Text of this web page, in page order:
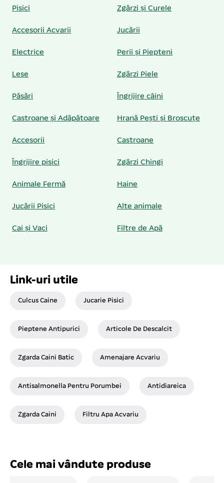
Pisici Zgărzi și Curele
Accesorii Acvarii Jucării
Electrice Perii și Piepteni
Lese Zgărzi Piele
Păsări Îngrijire câini
Castroane și Adăpătoare Hrană Pești și Broscuțe
Accesorii Castroane
Îngrijire pisici Zgărzi Chingi
Animale Fermă Haine
Jucării Pisici Alte animale
Cai și Vaci Filtre de Apă
Link-uri utile
Culcus Caine Jucarie Pisici
Pieptene Antipurici Articole De Descalcit
Zgarda Caini Batic Amenajare Acvariu
Antisalmonella Pentru Porumbei Antidiareica
Zgarda Caini Filtru Apa Acvariu
Cele mai vândute produse